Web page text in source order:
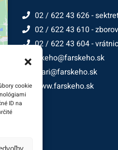
cookie
ID na
02 / 622 43 626 -
02 / 622 43 610 -
02 / 622 43 604 -
farskeho@farskeho.sk
cukrari@farskeho.sk
www.farskeho.sk